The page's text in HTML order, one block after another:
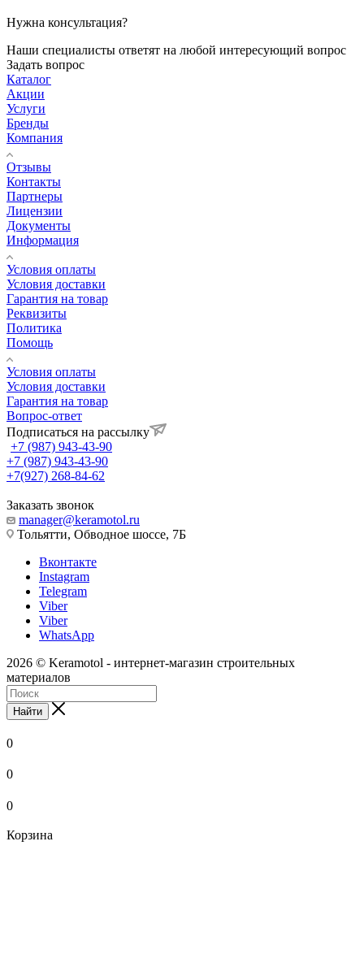
Нужна консультация?
Наши специалисты ответят на любой интересующий вопрос
Задать вопрос
Каталог
Акции
Услуги
Бренды
Компания
Отзывы
Контакты
Партнеры
Лицензии
Документы
Информация
Условия оплаты
Условия доставки
Гарантия на товар
Реквизиты
Политика
Помощь
Условия оплаты
Условия доставки
Гарантия на товар
Вопрос-ответ
Подписаться на рассылку
+7 (987) 943-43-90
+7 (987) 943-43-90
+7(927) 268-84-62
Заказать звонок
manager@keramotol.ru
Тольятти, Обводное шоссе, 7Б
Вконтакте
Instagram
Telegram
Viber
Viber
WhatsApp
2026 © Keramotol - интернет-магазин строительных
материалов
Найти
0
0
0
Корзина